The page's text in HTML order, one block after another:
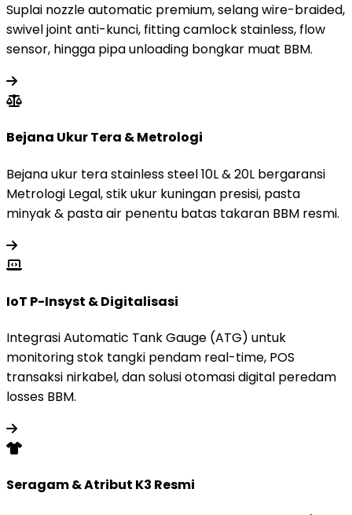
Suplai nozzle automatic premium, selang wire-braided,
swivel joint anti-kunci, fitting camlock stainless, flow
sensor, hingga pipa unloading bongkar muat BBM.
Bejana Ukur Tera & Metrologi
Bejana ukur tera stainless steel 10L & 20L bergaransi
Metrologi Legal, stik ukur kuningan presisi, pasta
minyak & pasta air penentu batas takaran BBM resmi.
IoT P-Insyst & Digitalisasi
Integrasi Automatic Tank Gauge (ATG) untuk
monitoring stok tangki pendam real-time, POS
transaksi nirkabel, dan solusi otomasi digital peredam
losses BBM.
Seragam & Atribut K3 Resmi